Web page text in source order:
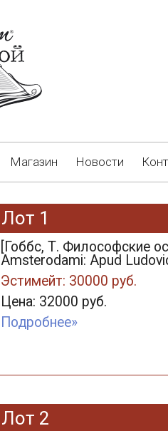
Магазин Новости
Лот 1
[Гоббс, Т. Философские
Amsterodami: Apud
Эстимейт: 30000 руб.
Цена: 32000 руб.
Подробнее»
Лот 2